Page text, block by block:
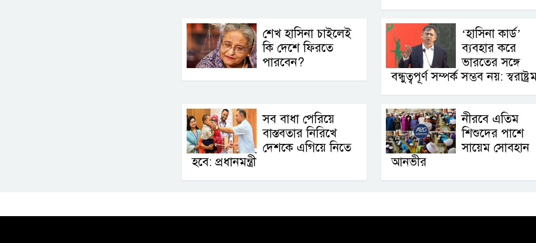
শেখ হাসিনা চাইলেই
কি দেশে ফিরতে
পারবেন?
‘হাসিনা কার্ড’
ব্যবহার করে
ভারতের সঙ্গে
বন্ধুত্বপূর্ণ সম্পর্ক সম্ভব নয়:
সব বাধা পেরিয়ে
বাস্তবতার নিরিখে
দেশকে এগিয়ে নিতে
হবে: প্রধানমন্ত্রী
নীরবে এতিম
শিশুদের পাশে
সায়েম সোবহান
আনভীর